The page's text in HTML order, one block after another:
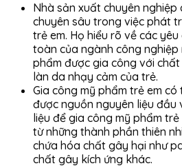
Nhà sản xuất chuyên
chuyên sâu trong việc phát
trẻ em. Họ hiểu rõ về các
toàn của ngành công
phẩm được gia công với
làn da nhạy cảm của trẻ.
Gia công mỹ phẩm trẻ em
được nguồn nguyên liệu đầu
liệu để gia công mỹ phẩm
từ những thành phần thiên
chứa hóa chất gây hại như
chất gây kích ứng khác.